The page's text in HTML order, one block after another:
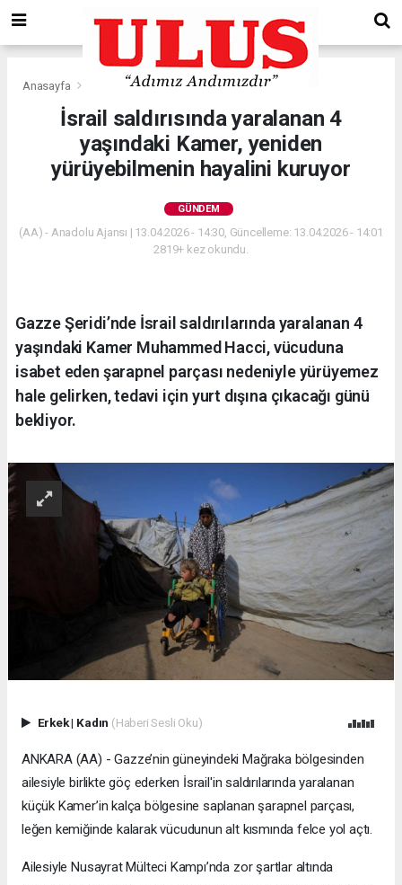
Anasayfa Gündem
İsrail saldırısında yaralanan 4
yaşındaki Kamer, yeniden
yürüyebilmenin hayalini kuruyor
GÜNDEM
(AA) - Anadolu Ajansı | 13.04.2026 - 14:30, Güncelleme: 13.04.2026 - 14:01
2819+ kez okundu.
Gazze Şeridi’nde İsrail saldırılarında yaralanan 4
yaşındaki Kamer Muhammed Hacci, vücuduna
isabet eden şarapnel parçası nedeniyle yürüyemez
hale gelirken, tedavi için yurt dışına çıkacağı günü
bekliyor.
Erkek| Kadın (Haberi Sesli Oku)
ANKARA (AA) - Gazze’nin güneyindeki Mağraka bölgesinden
ailesiyle birlikte göç ederken İsrail'in saldırılarında yaralanan
küçük Kamer’in kalça bölgesine saplanan şarapnel parçası,
leğen kemiğinde kalarak vücudunun alt kısmında felce yol açtı.
Ailesiyle Nusayrat Mülteci Kampı’nda zor şartlar altında